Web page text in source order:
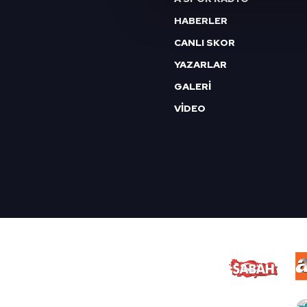
çerezler vasıtasıyla çeşitli
reklam/pazarlama
Çerezlere ilişkin tercihlerinizi
6698 sayılı Kişisel Verilerin
HABERLER
CANLI SKOR
YAZARLAR
GALERİ
VİDEO